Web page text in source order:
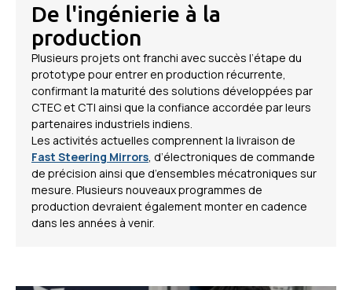
De l'ingénierie à la
production
Plusieurs projets ont franchi avec succès l’étape du
prototype pour entrer en production récurrente,
confirmant la maturité des solutions développées par
CTEC et CTI ainsi que la confiance accordée par leurs
partenaires industriels indiens.
Les activités actuelles comprennent la livraison de
Fast Steering Mirrors, d’électroniques de commande
de précision ainsi que d’ensembles mécatroniques sur
mesure. Plusieurs nouveaux programmes de
production devraient également monter en cadence
dans les années à venir.